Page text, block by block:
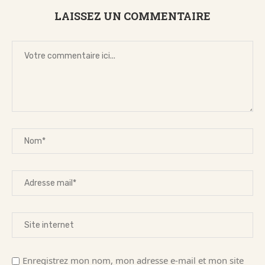
LAISSEZ UN COMMENTAIRE
Enregistrez mon nom, mon adresse e-mail et mon site